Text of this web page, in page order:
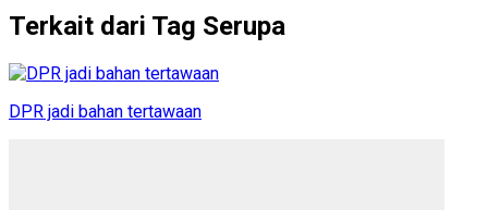
Terkait dari Tag Serupa
DPR jadi bahan tertawaan